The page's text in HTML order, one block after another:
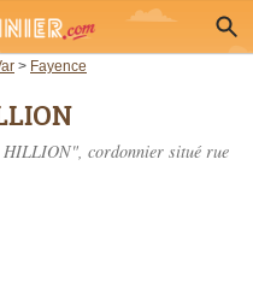
> Fayence
HILLION", cordonnier situé rue